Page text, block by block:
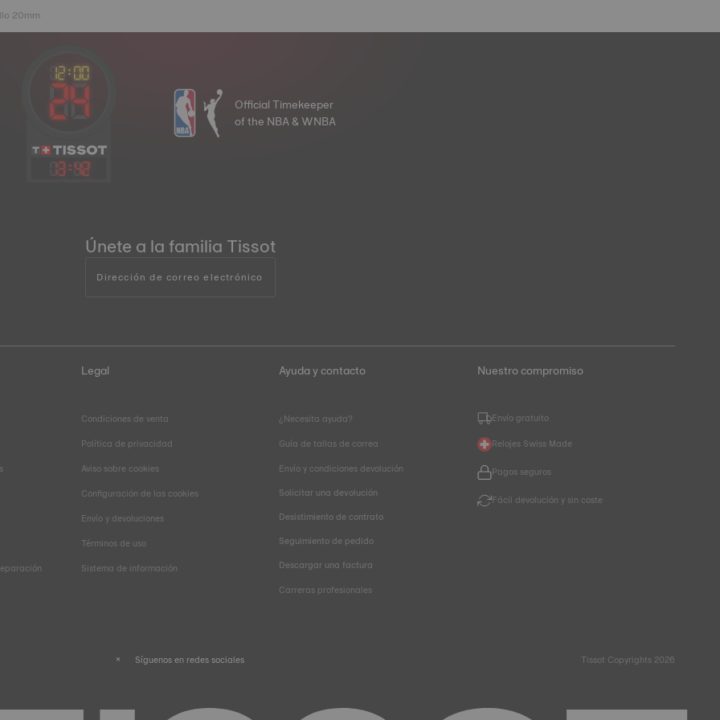
20mm
13:42
Official Timekeeper
of the NBA & WNBA
Únete a la familia Tissot
Dirección de correo electrónico
Legal
Condiciones de venta
Política de privacidad
Aviso sobre cookies
Configuración de las cookies
Envío y devoluciones
Términos de uso
Sistema de información
Ayuda y contacto
¿Necesita ayuda?
Guía de tallas de correa
Envío y condiciones devolución
Solicitar una devolución
Desistimiento de contrato
Seguimiento de pedido
Descargar una factura
Carreras profesionales
Nuestro compromiso
Envío gratuito
Relojes Swiss Made
Pagos seguros
Fácil devolución y sin coste
Síguenos en redes sociales Tissot Copyrights 2026